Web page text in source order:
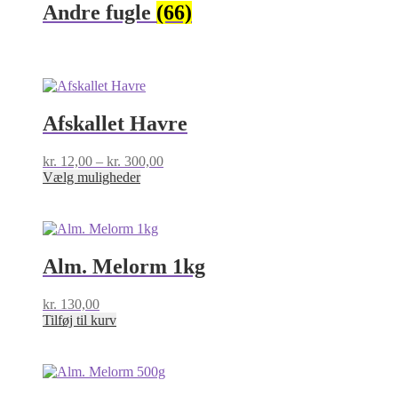
Andre fugle (66)
Afskallet Havre
kr. 12,00 – kr. 300,00Prisinterval:
Vælg mulighederDette
flere
varianter.
Mulighederne
kan
Alm. Melorm 1kg
kr. 130,00
Tilføj til kurv